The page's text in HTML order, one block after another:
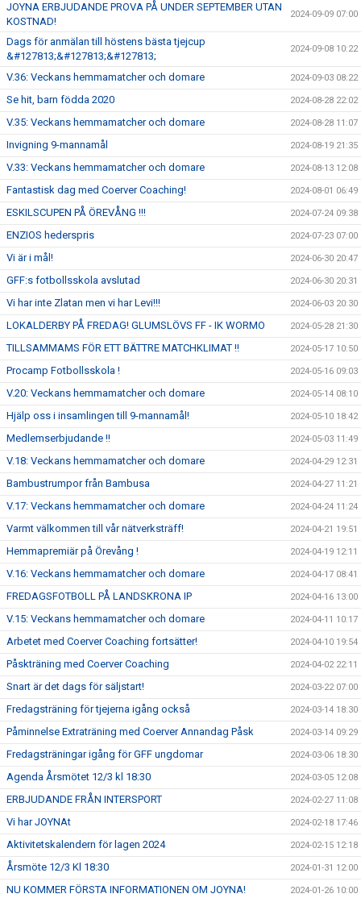
JOYNA ERBJUDANDE PROVA PÅ UNDER SEPTEMBER UTAN
KOSTNAD!
2024-09-09 07:00
Dags för anmälan till höstens bästa tjejcup
&#127813;&#127813;&#127813;
2024-09-08 10:22
V.36: Veckans hemmamatcher och domare 2024-09-03 08:22
Se hit, barn födda 2020 2024-08-28 22:02
V.35: Veckans hemmamatcher och domare 2024-08-28 11:07
Invigning 9-mannamål 2024-08-19 21:35
V.33: Veckans hemmamatcher och domare 2024-08-13 12:08
Fantastisk dag med Coerver Coaching! 2024-08-01 06:49
ESKILSCUPEN PÅ ÖREVÅNG !!! 2024-07-24 09:38
ENZIOS hederspris 2024-07-23 07:00
Vi är i mål! 2024-06-30 20:47
GFF:s fotbollsskola avslutad 2024-06-30 20:31
Vi har inte Zlatan men vi har Levi!!! 2024-06-03 20:30
LOKALDERBY PÅ FREDAG! GLUMSLÖVS FF - IK WORMO 2024-05-28 21:30
TILLSAMMAMS FÖR ETT BÄTTRE MATCHKLIMAT !! 2024-05-17 10:50
Procamp Fotbollsskola ! 2024-05-16 09:03
V.20: Veckans hemmamatcher och domare 2024-05-14 08:10
Hjälp oss i insamlingen till 9-mannamål! 2024-05-10 18:42
Medlemserbjudande !! 2024-05-03 11:49
V.18: Veckans hemmamatcher och domare 2024-04-29 12:31
Bambustrumpor från Bambusa 2024-04-27 11:21
V.17: Veckans hemmamatcher och domare 2024-04-24 11:24
Varmt välkommen till vår nätverksträff! 2024-04-21 19:51
Hemmapremiär på Örevång ! 2024-04-19 12:11
V.16: Veckans hemmamatcher och domare 2024-04-17 08:41
FREDAGSFOTBOLL PÅ LANDSKRONA IP 2024-04-16 13:00
V.15: Veckans hemmamatcher och domare 2024-04-11 10:17
Arbetet med Coerver Coaching fortsätter! 2024-04-10 19:54
Påskträning med Coerver Coaching 2024-04-02 22:11
Snart är det dags för säljstart! 2024-03-22 07:00
Fredagsträning för tjejerna igång också 2024-03-14 18:30
Påminnelse Extraträning med Coerver Annandag Påsk 2024-03-14 09:29
Fredagsträningar igång för GFF ungdomar 2024-03-06 18:30
Agenda Årsmötet 12/3 kl 18:30 2024-03-05 12:08
ERBJUDANDE FRÅN INTERSPORT 2024-02-27 11:08
Vi har JOYNAt 2024-02-18 17:46
Aktivitetskalendern för lagen 2024 2024-02-15 12:18
Årsmöte 12/3 Kl 18:30 2024-01-31 12:00
NU KOMMER FÖRSTA INFORMATIONEN OM JOYNA! 2024-01-26 10:00